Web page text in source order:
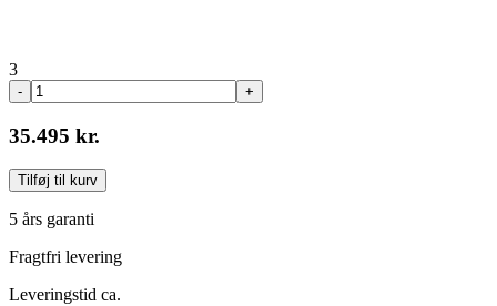
3
- +
35.495 kr.
Tilføj til kurv
5 års garanti
Fragtfri levering
Leveringstid ca.